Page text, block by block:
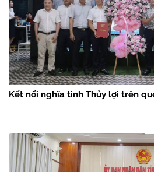
Kết nối nghĩa tình Thủy lợi trên